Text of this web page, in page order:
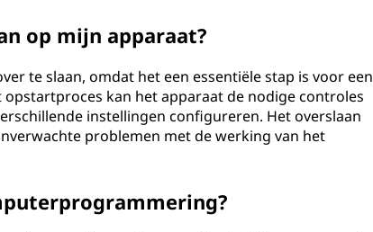
op mijn apparaat?
te slaan, omdat het een essentiële stap is voor een
kan het apparaat de nodige controles
instellingen configureren. Het overslaan
problemen met de werking van het